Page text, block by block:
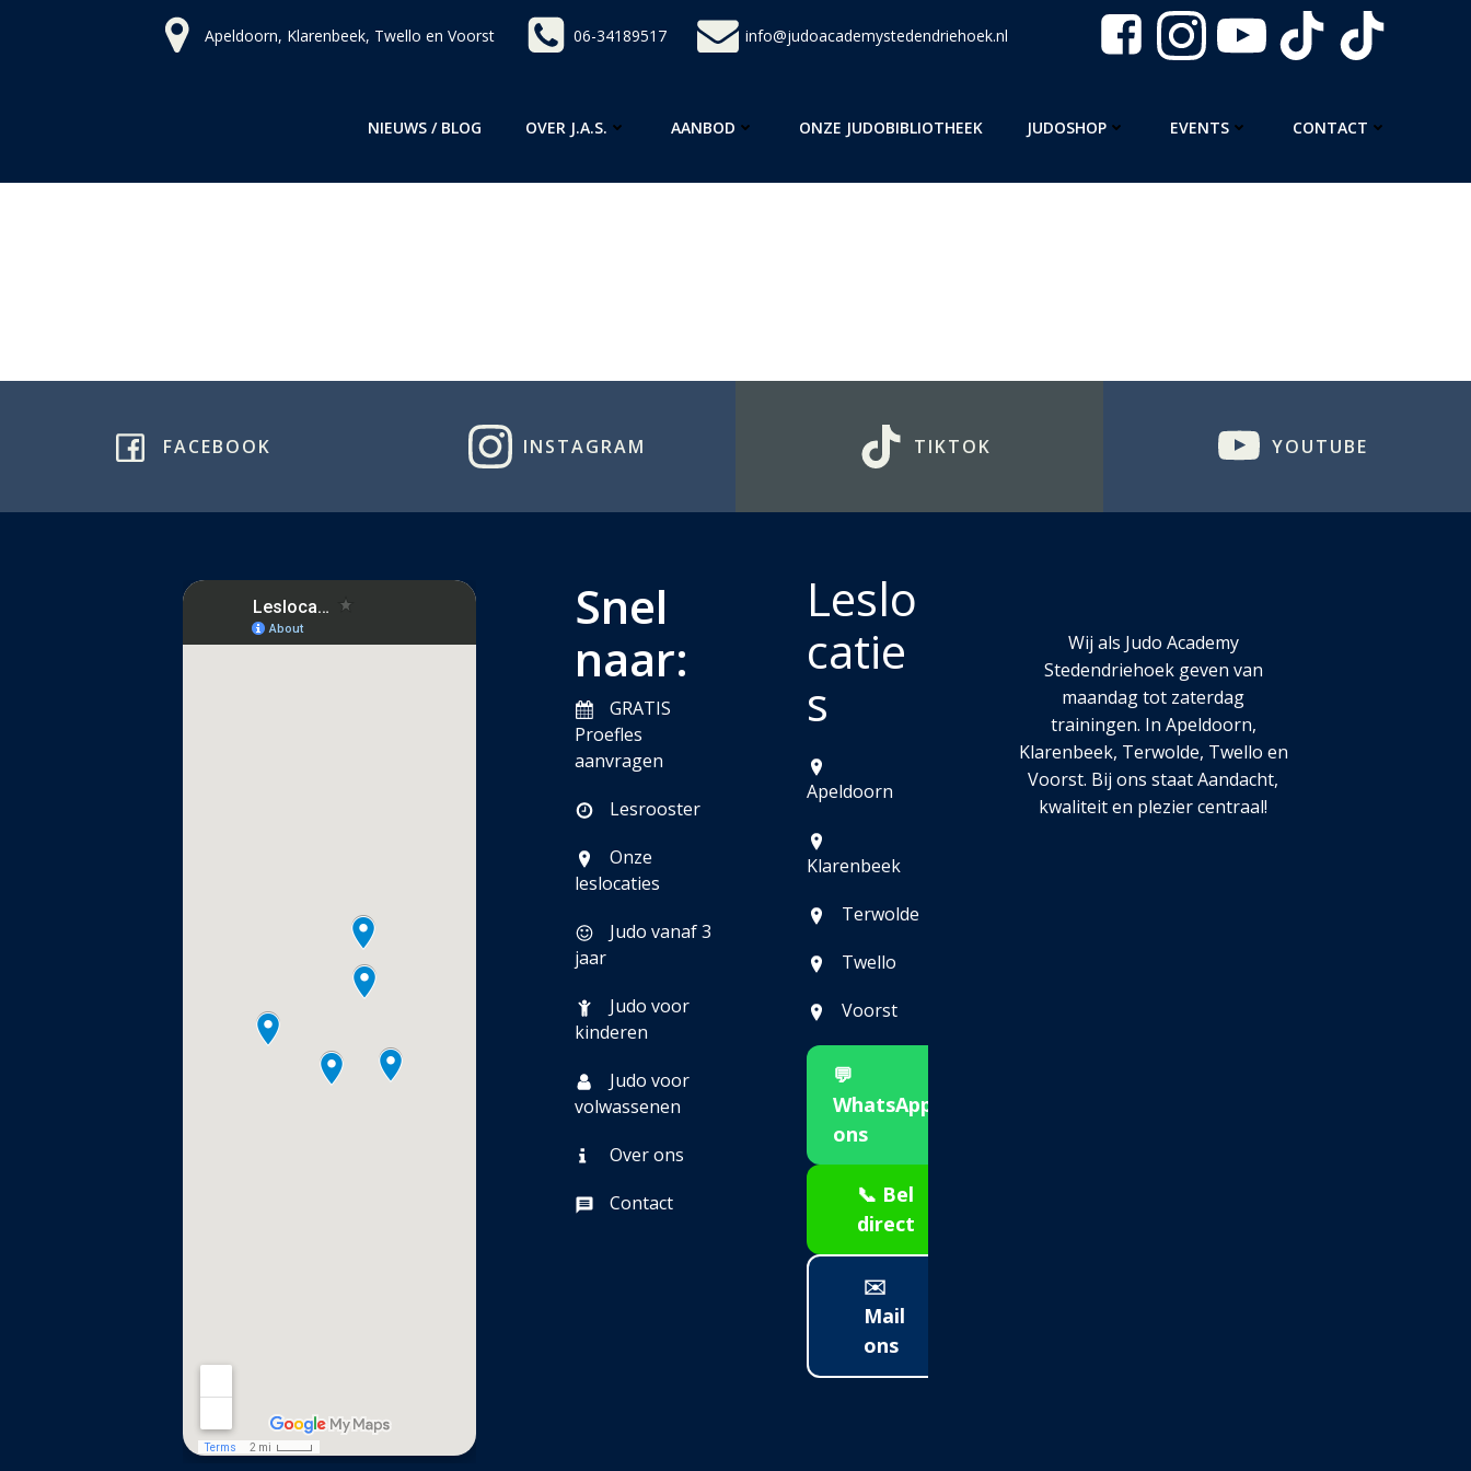
Apeldoorn, Klarenbeek, Twello en Voorst 06-34189517 info@judoacademystedendriehoek.nl
NIEUWS / BLOG OVER J.A.S. AANBOD ONZE JUDOBIBLIOTHEEK JUDOSHOP EVENTS CONTACT
FACEBOOK INSTAGRAM TIKTOK YOUTUBE
Snel
naar:
GRATIS
Proefles
aanvragen
Lesrooster
Onze
leslocaties
Judo vanaf 3
jaar
Judo voor
kinderen
Judo voor
volwassenen
Over ons
Contact
Leslo
catie
s
Apeldoorn
Klarenbeek
Terwolde
Twello
Voorst
💬
WhatsApp
ons
📞 Bel
direct
✉️
Mail
ons
Wij als Judo Academy
Stedendriehoek geven van
maandag tot zaterdag
trainingen. In Apeldoorn,
Klarenbeek, Terwolde, Twello en
Voorst. Bij ons staat Aandacht,
kwaliteit en plezier centraal!